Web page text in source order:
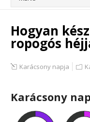
Hogyan
ropogós
Karácsony napja
Karácsony